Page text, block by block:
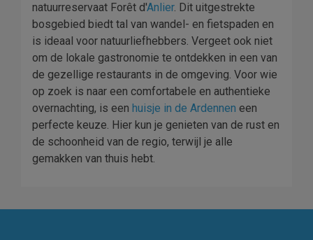
natuurreservaat Forêt d'Anlier. Dit uitgestrekte
bosgebied biedt tal van wandel- en fietspaden en
is ideaal voor natuurliefhebbers. Vergeet ook niet
om de lokale gastronomie te ontdekken in een van
de gezellige restaurants in de omgeving. Voor wie
op zoek is naar een comfortabele en authentieke
overnachting, is een huisje in de Ardennen een
perfecte keuze. Hier kun je genieten van de rust en
de schoonheid van de regio, terwijl je alle
gemakken van thuis hebt.